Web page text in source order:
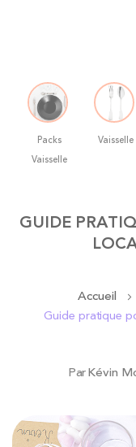
Packs
Vaisselle
Vaisselle
au
GUIDE
Accueil
Guide pratique
ParKévin